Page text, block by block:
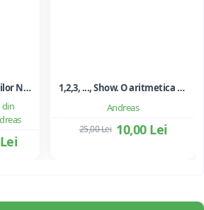
din
Clasificarea Interventiilor Nursing (NIC)
Andreas
1,2,3, ..., Show. O aritmetica emotionala, o poezie a matematicii - Ioan Dancila
10,00 Lei
25,00 Lei